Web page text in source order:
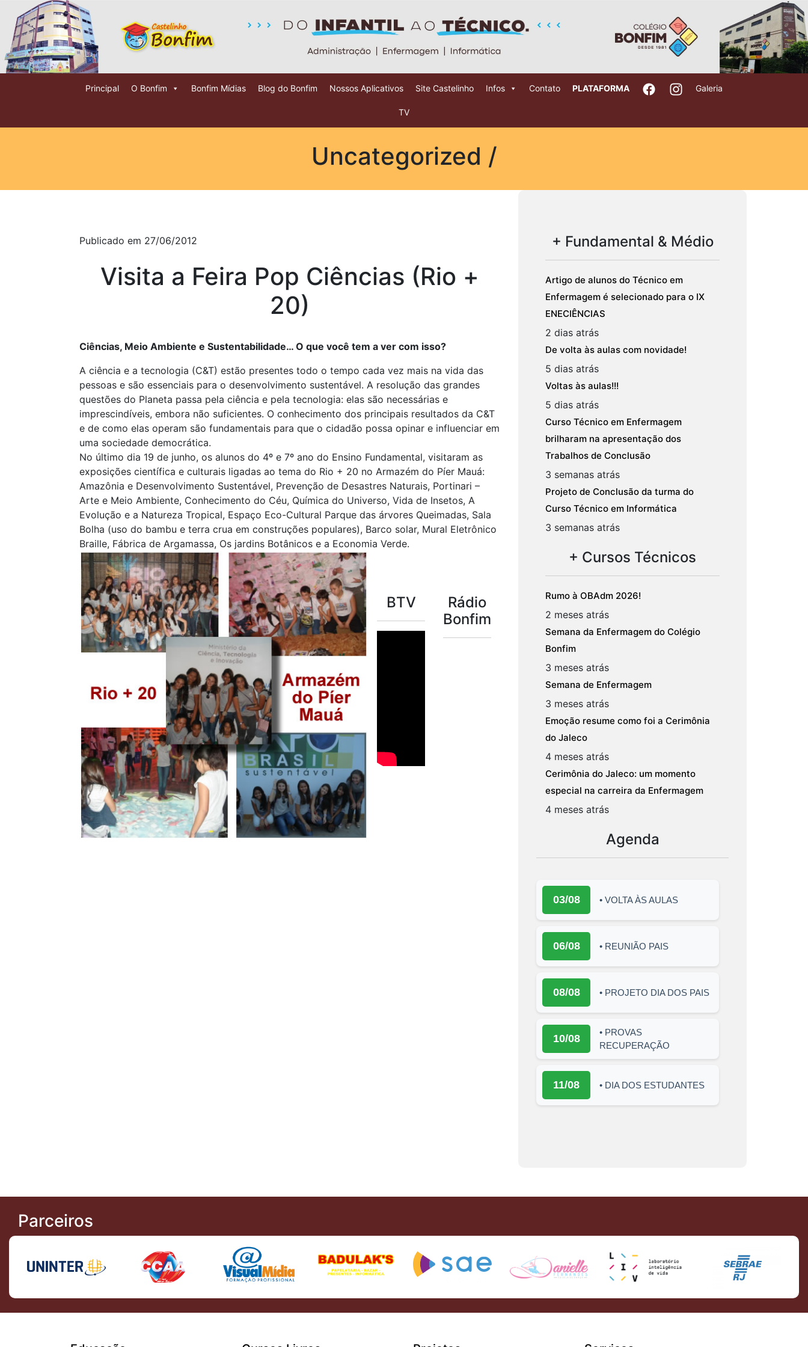
Principal O Bonfim Bonfim Mídias Blog do Bonfim Nossos Aplicativos Site Castelinho Infos Contato PLATAFORMA Galeria
TV
Uncategorized /
Publicado em 27/06/2012
Visita a Feira Pop Ciências (Rio +
20)
Ciências, Meio Ambiente e Sustentabilidade… O que você tem a ver com isso?
A ciência e a tecnologia (C&T) estão presentes todo o tempo cada vez mais na vida das
pessoas e são essenciais para o desenvolvimento sustentável. A resolução das grandes
questões do Planeta passa pela ciência e pela tecnologia: elas são necessárias e
imprescindíveis, embora não suficientes. O conhecimento dos principais resultados da C&T
e de como elas operam são fundamentais para que o cidadão possa opinar e influenciar em
uma sociedade democrática.
No último dia 19 de junho, os alunos do 4º e 7º ano do Ensino Fundamental, visitaram as
exposições científica e culturais ligadas ao tema do Rio + 20 no Armazém do Píer Mauá:
Amazônia e Desenvolvimento Sustentável, Prevenção de Desastres Naturais, Portinari –
Arte e Meio Ambiente, Conhecimento do Céu, Química do Universo, Vida de Insetos, A
Evolução e a Natureza Tropical, Espaço Eco-Cultural Parque das árvores Queimadas, Sala
Bolha (uso do bambu e terra crua em construções populares), Barco solar, Mural Eletrônico
Braille, Fábrica de Argamassa, Os jardins Botânicos e a Economia Verde.
BTV
Rádio
Bonfim
+ Fundamental & Médio
Artigo de alunos do Técnico em
Enfermagem é selecionado para o IX
ENECIÊNCIAS
2 dias atrás
De volta às aulas com novidade!
5 dias atrás
Voltas às aulas!!!
5 dias atrás
Curso Técnico em Enfermagem
brilharam na apresentação dos
Trabalhos de Conclusão
3 semanas atrás
Projeto de Conclusão da turma do
Curso Técnico em Informática
3 semanas atrás
+ Cursos Técnicos
Rumo à OBAdm 2026!
2 meses atrás
Semana da Enfermagem do Colégio
Bonfim
3 meses atrás
Semana de Enfermagem
3 meses atrás
Emoção resume como foi a Cerimônia
do Jaleco
4 meses atrás
Cerimônia do Jaleco: um momento
especial na carreira da Enfermagem
4 meses atrás
Agenda
03/08 • VOLTA ÀS AULAS
06/08 • REUNIÃO PAIS
08/08 • PROJETO DIA DOS PAIS
10/08
• PROVAS
RECUPERAÇÃO
11/08 • DIA DOS ESTUDANTES
Parceiros